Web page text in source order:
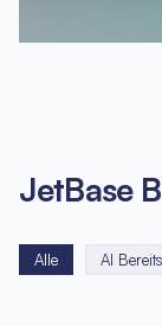
JetBase
Alle AI